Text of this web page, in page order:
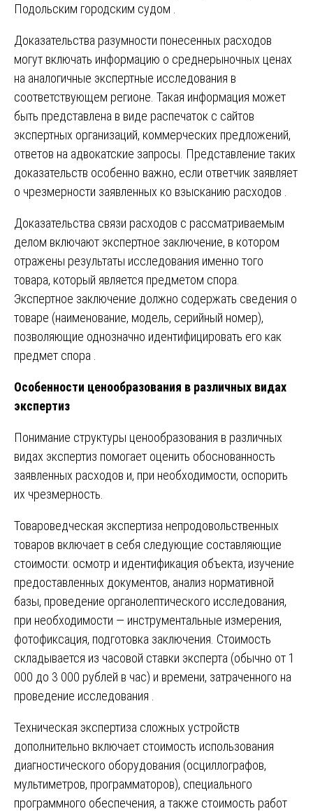
Подольским городским судом .
Доказательства разумности понесенных расходов
могут включать информацию о среднерыночных ценах
на аналогичные экспертные исследования в
соответствующем регионе. Такая информация может
быть представлена в виде распечаток с сайтов
экспертных организаций, коммерческих предложений,
ответов на адвокатские запросы. Представление таких
доказательств особенно важно, если ответчик заявляет
о чрезмерности заявленных ко взысканию расходов .
Доказательства связи расходов с рассматриваемым
делом включают экспертное заключение, в котором
отражены результаты исследования именно того
товара, который является предметом спора.
Экспертное заключение должно содержать сведения о
товаре (наименование, модель, серийный номер),
позволяющие однозначно идентифицировать его как
предмет спора .
Особенности ценообразования в различных видах
экспертиз
Понимание структуры ценообразования в различных
видах экспертиз помогает оценить обоснованность
заявленных расходов и, при необходимости, оспорить
их чрезмерность.
Товароведческая экспертиза непродовольственных
товаров включает в себя следующие составляющие
стоимости: осмотр и идентификация объекта, изучение
предоставленных документов, анализ нормативной
базы, проведение органолептического исследования,
при необходимости — инструментальные измерения,
фотофиксация, подготовка заключения. Стоимость
складывается из часовой ставки эксперта (обычно от 1
000 до 3 000 рублей в час) и времени, затраченного на
проведение исследования .
Техническая экспертиза сложных устройств
дополнительно включает стоимость использования
диагностического оборудования (осциллографов,
мультиметров, программаторов), специального
программного обеспечения, а также стоимость работ